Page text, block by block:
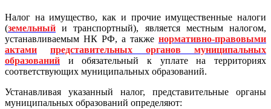
Налог на имущество, как и прочие имущественные налоги
(земельный и транспортный), является местным налогом,
устанавливаемым НК РФ, а также нормативно-правовыми
актами
представительных органов муниципальных
образований и обязательный к уплате на территориях
соответствующих муниципальных образований.
Устанавливая указанный налог, представительные органы
муниципальных образований определяют: